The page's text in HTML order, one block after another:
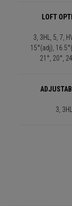
LOFT
3, 3HL, 5, 7,
15°(adj),
21°, 20°,
3, 3HL